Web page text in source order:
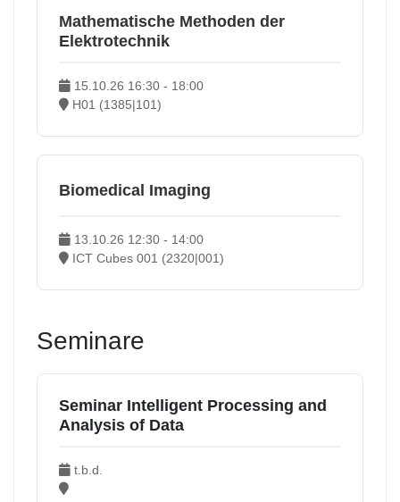
Mathematische Methoden der
Elektrotechnik
15.10.26 16:30 - 18:00
H01 (1385|101)
Biomedical Imaging
13.10.26 12:30 - 14:00
ICT Cubes 001 (2320|001)
Seminare
Seminar Intelligent Processing and
Analysis of Data
t.b.d.